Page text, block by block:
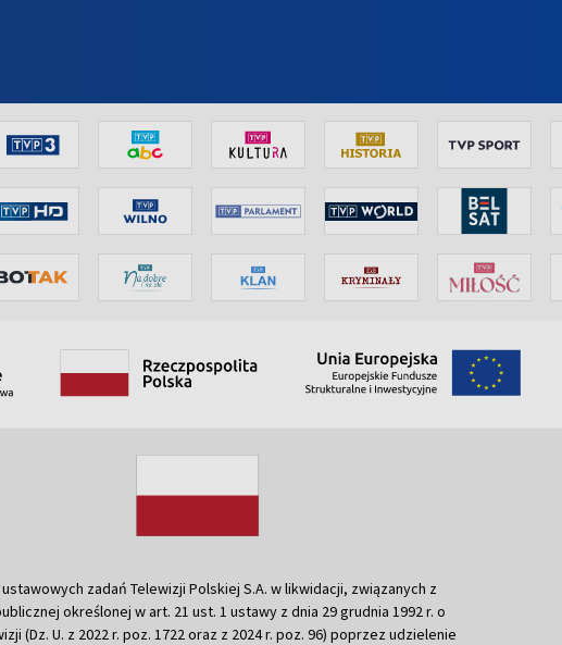
zadań Telewizji Polskiej S.A. w likwidacji, związanych z
określonej w art. 21 ust. 1 ustawy z dnia 29 grudnia 1992 r. o
(Dz. U. z 2022 r. poz. 1722 oraz z 2024 r. poz. 96) poprzez udzielenie